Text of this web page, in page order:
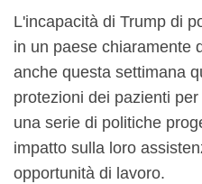
L'incapacità di Trump di
in un paese chiaramente
anche questa settimana
protezioni dei pazienti
una serie di politiche
impatto sulla loro
opportunità di lavoro.